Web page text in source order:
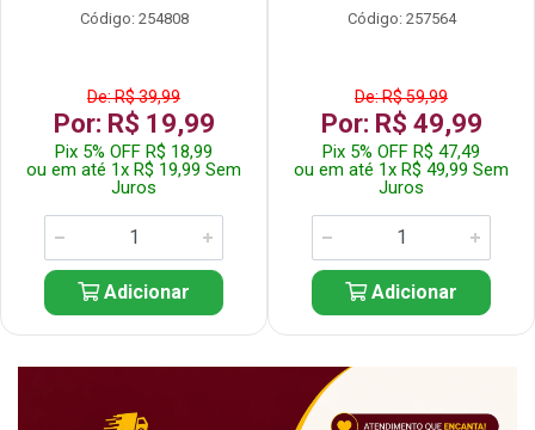
Código: 254808
De: R$ 39,99
Por: R$ 19,99
Pix 5% OFF R$ 18,99
ou em até 1x R$ 19,99 Sem
Juros
Adicionar
Código: 257564
De: R$ 59,99
Por: R$ 49,99
Pix 5% OFF R$ 47,49
ou em até 1x R$ 49,99 Sem
Juros
Adicionar